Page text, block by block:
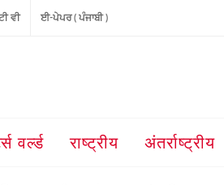
ਵੀ ਈ-ਪੇਪਰ ( ਪੰਜਾਬੀ )
वर्ल्ड राष्ट्रीय अंतर्राष्ट्रीय